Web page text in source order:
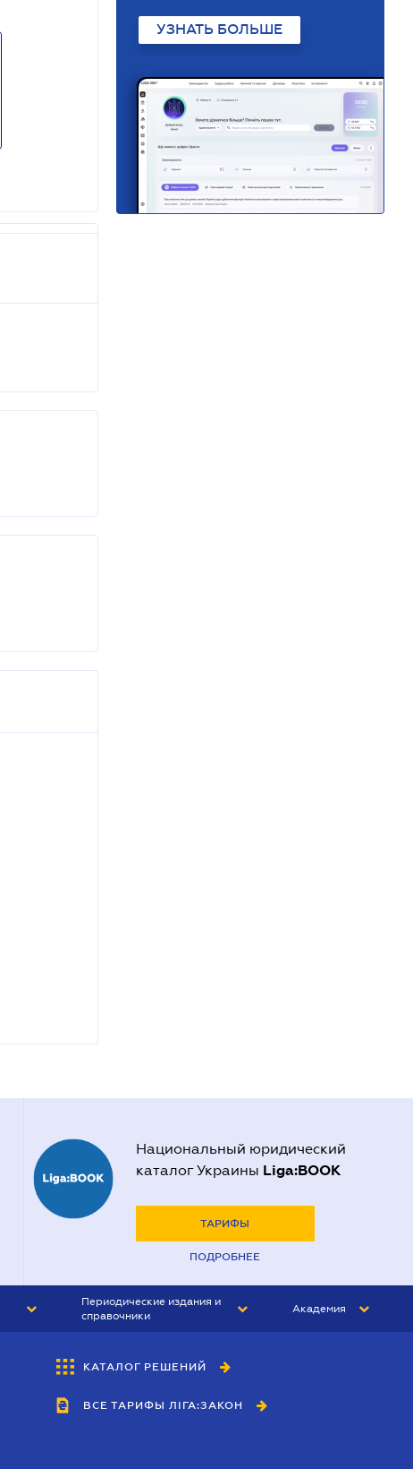
УЗНАТЬ БОЛЬШЕ
Национальный юридический
каталог Украины Liga:BOOK
ТАРИФЫ
ПОДРОБНЕЕ
Периодические издания и
справочники
БУХГАЛТЕР&ЗАКОН
ВЕСТНИК МСФО
Академия
КАТАЛОГ РЕШЕНИЙ
ВСЕ ТАРИФЫ ЛІГА:ЗАКОН